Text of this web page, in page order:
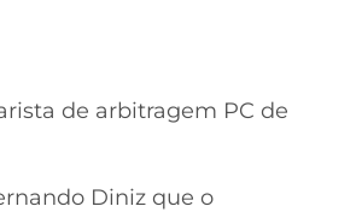
de arbitragem PC de
Diniz que o